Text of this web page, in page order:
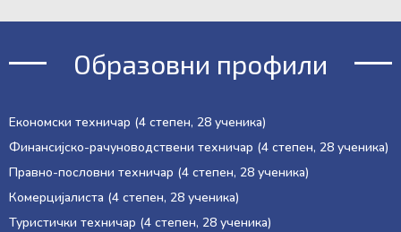
Образовни профили
Економски техничар (4 степен, 28 ученика)
Финансијско-рачуноводствени техничар (4 степен, 28 ученика)
Правно-пословни техничар (4 степен, 28 ученика)
Комерцијалиста (4 степен, 28 ученика)
Туристички техничар (4 степен, 28 ученика)